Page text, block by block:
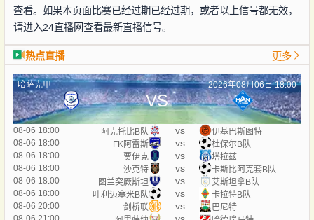
查看。如果本页面比赛已经过期已经过期，或者以上信号都无效，
请进入24直播网查看最新直播信号。
热点直播 更多
哈萨克甲 2026年08月06日 18:00
VS
08-06 18:00 阿克托比B队 vs
伊基巴斯图特
08-06 18:00
FK阿雷斯 vs
杜保尔B队
08-06 18:00
贾伊克 vs
塔拉兹
08-06 18:00
沙克特 vs
卡斯比阿克套B队
08-06 18:00
图兰突厥斯坦 vs
艾斯坦拿B队
08-06 18:00
叶利迈塞米B队 vs
卡拉特B队
08-06 20:00
剑桥联 vs
巴尼特